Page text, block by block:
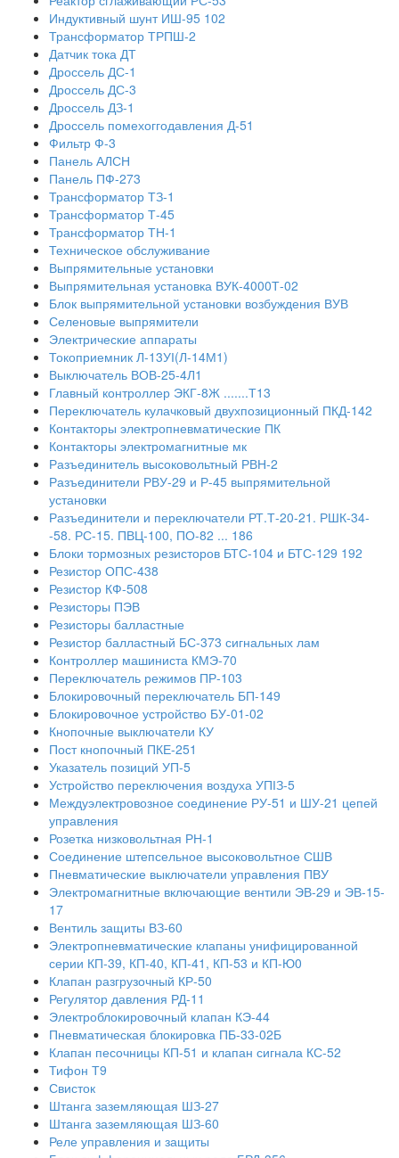
Индуктивный шунт ИШ-95 102
Трансформатор ТРПШ-2
Датчик тока ДТ
Дроссель ДС-1
Дроссель ДС-3
Дроссель ДЗ-1
Дроссель помехоггодавления Д-51
Фильтр Ф-3
Панель АЛСН
Панель ПФ-273
Трансформатор ТЗ-1
Трансформатор Т-45
Трансформатор ТН-1
Техническое обслуживание
Выпрямительные установки
Выпрямительная установка ВУК-4000Т-02
Блок выпрямительной установки возбуждения ВУВ
Селеновые выпрямители
Электрические аппараты
Токоприемник Л-13УІ(Л-14М1)
Выключатель ВОВ-25-4Л1
Главный контроллер ЭКГ-8Ж .......Т13
Переключатель кулачковый двухпозиционный ПКД-142
Контакторы электропневматические ПК
Контакторы электромагнитные мк
Разъединитель высоковольтный РВН-2
Разъединители РВУ-29 и Р-45 выпрямительной
установки
Разъединители и переключатели РТ.Т-20-21. РШК-34-
-58. РС-15. ПВЦ-100, ПО-82 ... 186
Блоки тормозных резисторов БТС-104 и БТС-129 192
Резистор ОПС-438
Резистор КФ-508
Резисторы ПЭВ
Резисторы балластные
Резистор балластный БС-373 сигнальных лам
Контроллер машиниста КМЭ-70
Переключатель режимов ПР-103
Блокировочный переключатель БП-149
Блокировочное устройство БУ-01-02
Кнопочные выключатели КУ
Пост кнопочный ПКЕ-251
Указатель позиций УП-5
Устройство переключения воздуха УПІЗ-5
Междуэлектровозное соединение РУ-51 и ШУ-21 цепей
управления
Розетка низковольтная РН-1
Соединение штепсельное высоковольтное СШВ
Пневматические выключатели управления ПВУ
Электромагнитные включающие вентили ЭВ-29 и ЭВ-15-
17
Вентиль защиты ВЗ-60
Электропневматические клапаны унифицированной
серии КП-39, КП-40, КП-41, КП-53 и КП-Ю0
Клапан разгрузочный КР-50
Регулятор давления РД-11
Электроблокировочный клапан КЭ-44
Пневматическая блокировка ПБ-33-02Б
Клапан песочницы КП-51 и клапан сигнала КС-52
Тифон Т9
Свисток
Штанга заземляющая ШЗ-27
Штанга заземляющая ШЗ-60
Реле управления и защиты